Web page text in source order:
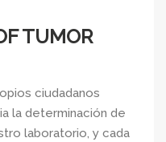
TUMOR
ciudadanos
la determinación de
laboratorio, y cada